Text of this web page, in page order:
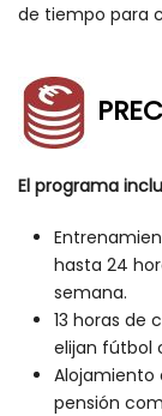
de tiempo para
El programa
hasta 24
semana.
13 horas de
elijan fútbol
Alojamiento
pensión